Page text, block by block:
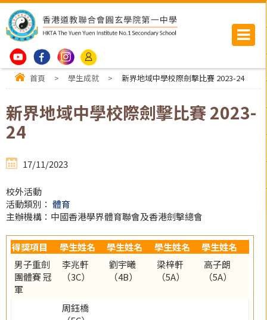
首頁 > 學生成就 > 新界地域中學校際劍擊比賽 2023-24
新界地域中學校際劍擊比賽 2023-
24
17/11/2023
校外活動
活動類別： 體育
主辦機構：中國香港學界體育聯會及香港劍擊總會
得獎項目 學生姓名 學生姓名 學生姓名
學生姓名
男子重劍
團體賽 冠
軍
李兆軒
（3C）
劉宇曦
（4B）
梁梓軒
（5A）
高子朗
（5A）
周鈺橋